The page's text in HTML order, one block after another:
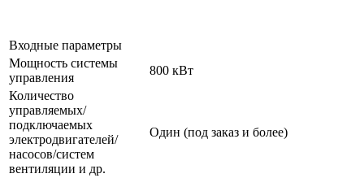
Входные параметры
Мощность системы
управления
800 кВт
Количество
управляемых/
подключаемых
электродвигателей/
насосов/систем
вентиляции и др.
Один (под заказ и более)